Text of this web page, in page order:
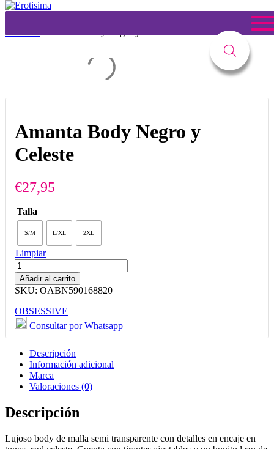
Tienda
LENCERIA
CURVY
Amanta Body Negro y
Celeste
€27,95
Talla
S/M L/XL 2XL
Limpiar
Amanta
Body
Negro
y
Celeste
cantidad
Añadir al carrito
SKU: OABN590168820
OBSESSIVE
Consultar por Whatsapp
Descripción
Información adicional
Marca
Valoraciones (0)
Descripción
Lujoso body de malla semi transparente con detalles en encaje en